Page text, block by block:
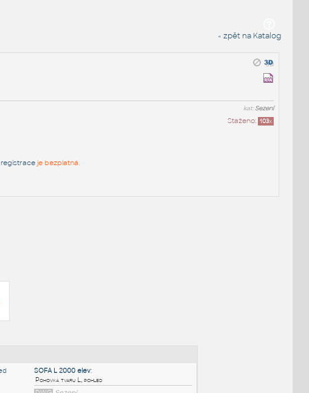
« zpět na Katalog
kat:Sezení
Staženo: 103x
registraceje bezplatná.